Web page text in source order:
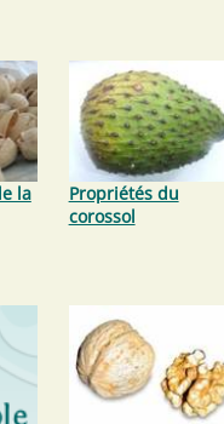
la
Propriétés du
corossol